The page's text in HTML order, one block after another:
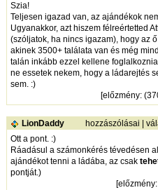
Szia!
Teljesen igazad van, az ajándékok
Ugyanakkor, azt hiszem félreértetted
(szóljatok, ha nincs igazam), hogy az
akinek 3500+ találata van és még
talán inkább ezzel kellene
ne essetek nekem, hogy a ládarejtés
sem. :)
[előzmény:
LionDaddy hozzászólásai
Ott a pont. :)
Ráadásul a számonkérés tévedésen
ajándékot tenni a ládába, az csak
pontját.)
[előzmény